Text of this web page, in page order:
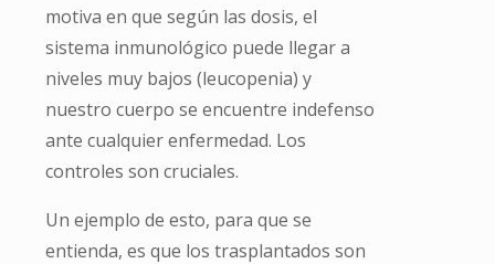
motiva en que según las dosis, el
sistema inmunológico puede llegar a
niveles muy bajos (leucopenia) y
nuestro cuerpo se encuentre indefenso
ante cualquier enfermedad. Los
controles son cruciales.
Un ejemplo de esto, para que se
entienda, es que los trasplantados son